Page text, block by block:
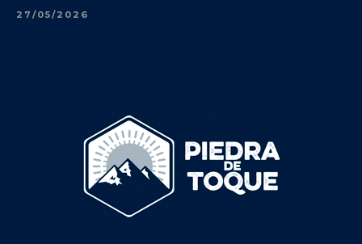
27/05/2026